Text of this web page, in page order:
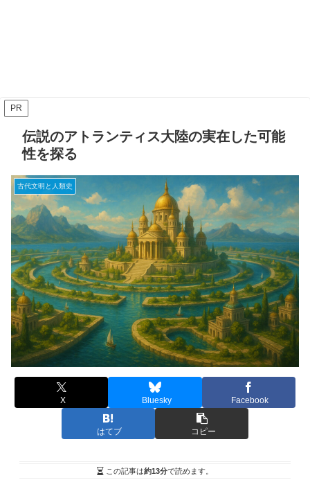
PR
伝説のアトランティス大陸の実在した可能
性を探る
古代文明と人類史
X Bluesky Facebook
はてブ コピー
この記事は約13分で読めます。